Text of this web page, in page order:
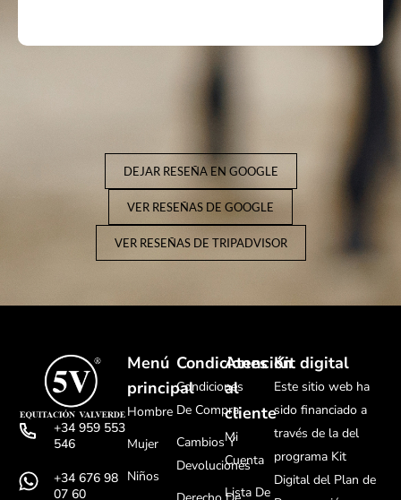
DEJAR RESEÑA EN GOOGLE
VER RESEÑAS DE GOOGLE
VER RESEÑAS DE TRIPADVISOR
+34 959 553
546
+34 676 98
07 60
Menú
principal
Hombre
Mujer
Niños
Condiciones
Condiciones
De Compra
Cambios Y
Devoluciones
Atención
al
cliente
Mi
Cuenta
Lista De
Kit digital
Este sitio web ha
sido financiado a
través de la del
programa Kit
Digital del Plan de